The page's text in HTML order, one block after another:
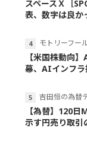
スペースＸ［
表、数字は良か
モトリーフー
【米国株動向
幕、AIインフラ
吉田恒の為替
【為替】120
示す円売り取引